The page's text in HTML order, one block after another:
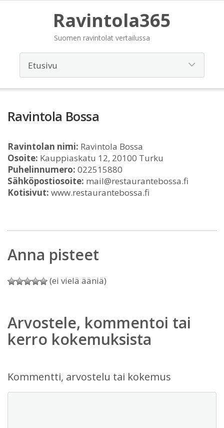
Ravintola365
Suomen ravintolat vertailussa
Ravintola Bossa
Ravintolan nimi: Ravintola Bossa
Osoite: Kauppiaskatu 12, 20100 Turku
Puhelinnumero: 022515880
Sähköpostiosoite: mail@restaurantebossa.fi
Kotisivut: www.restaurantebossa.fi
Anna pisteet
(ei vielä ääniä)
Arvostele, kommentoi tai
kerro kokemuksista
Kommentti, arvostelu tai kokemus